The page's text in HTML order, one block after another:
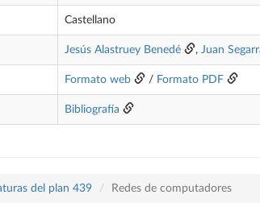
Castellano
Jesús Alastruey Benedé , Juan
Formato web / Formato PDF
Bibliografía
del plan 439 Redes de computadores